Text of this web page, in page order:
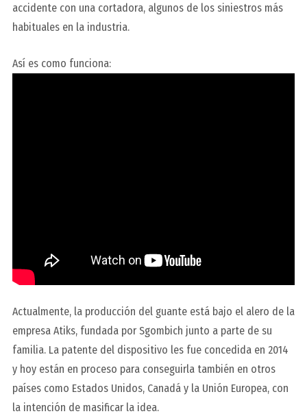
accidente con una cortadora, algunos de los siniestros más
habituales en la industria.
Así es como funciona:
Actualmente, la producción del guante está bajo el alero de la
empresa Atiks, fundada por Sgombich junto a parte de su
familia. La patente del dispositivo les fue concedida en 2014
y hoy están en proceso para conseguirla también en otros
países como Estados Unidos, Canadá y la Unión Europea, con
la intención de masificar la idea.